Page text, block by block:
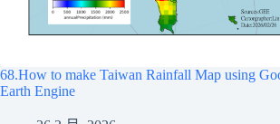
68.How to make Taiwan Rainfall Map using
Earth Engine